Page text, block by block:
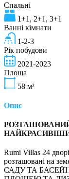
Спальні
1+1, 2+1, 3+1
Ванні кімнати
1-2-3
Рік побудови
2021-2023
Площа
58 м²
Опис
Rumi Villas 24
розташовані на
САДУ ТА